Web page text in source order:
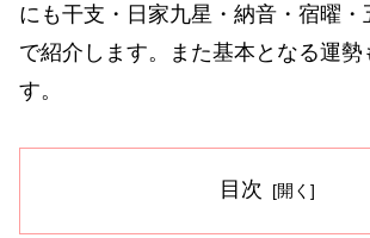
にも干支・日家九星・納音・宿曜・
で紹介します。また基本となる運勢
す。
目次